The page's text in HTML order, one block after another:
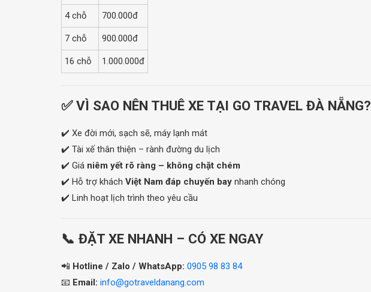
4 chỗ 700.000đ
7 chỗ 900.000đ
16 chỗ 1.000.000đ
✅ VÌ SAO NÊN THUÊ XE TẠI GO TRAVEL ĐÀ NẴNG?
✔️ Xe đời mới, sạch sẽ, máy lạnh mát
✔️ Tài xế thân thiện – rành đường du lịch
✔️ Giá niêm yết rõ ràng – không chặt chém
✔️ Hỗ trợ khách Việt Nam đáp chuyến bay nhanh chóng
✔️ Linh hoạt lịch trình theo yêu cầu
📞 ĐẶT XE NHANH – CÓ XE NGAY
📲 Hotline / Zalo / WhatsApp: 0905 98 83 84
📧 Email: info@gotraveldanang.com